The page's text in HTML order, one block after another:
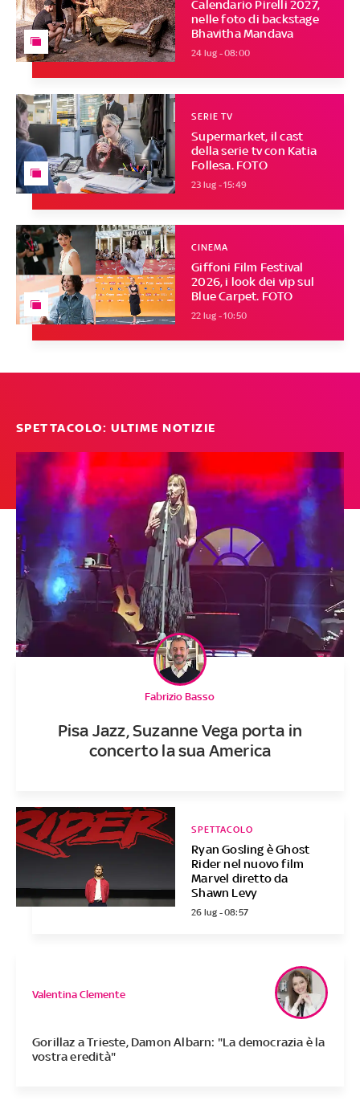
Calendario Pirelli 2027,
nelle foto di backstage
Bhavitha Mandava
24 lug - 08:00
Supermarket, il cast
della serie tv con Katia
Follesa. FOTO
SERIE TV
23 lug - 15:49
Giffoni Film Festival
2026, i look dei vip sul
Blue Carpet. FOTO
CINEMA
22 lug - 10:50
SPETTACOLO: ULTIME NOTIZIE
Pisa Jazz, Suzanne Vega porta in
concerto la sua America
Fabrizio Basso
Ryan Gosling è Ghost
Rider nel nuovo film
Marvel diretto da
Shawn Levy
SPETTACOLO
26 lug - 08:57
Gorillaz a Trieste, Damon Albarn: "La democrazia è la
vostra eredità"
Valentina Clemente